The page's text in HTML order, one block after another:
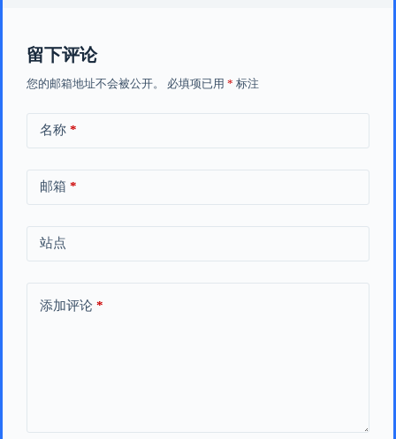
留下评论
您的邮箱地址不会被公开。 必填项已用 * 标注
名称*
邮箱 *
站点
添加评论*